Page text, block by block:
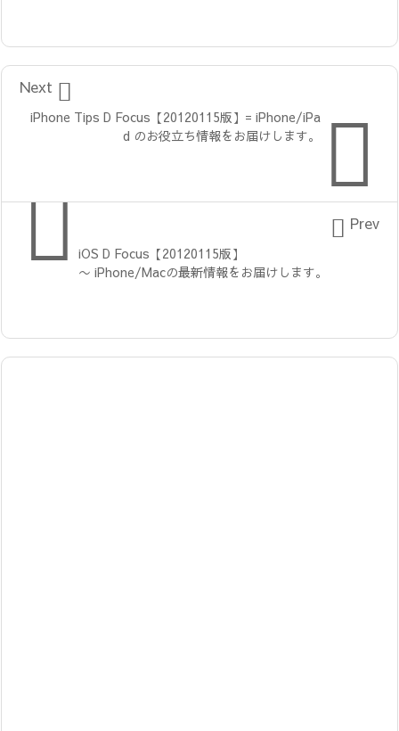

iPhone Tips D Focus【20120115版】= iPhone/iPa
d のお役立ち情報をお届けします。

Next
iOS D Focus【20120115版】
〜 iPhone/Macの最新情報をお届けします。
 Prev